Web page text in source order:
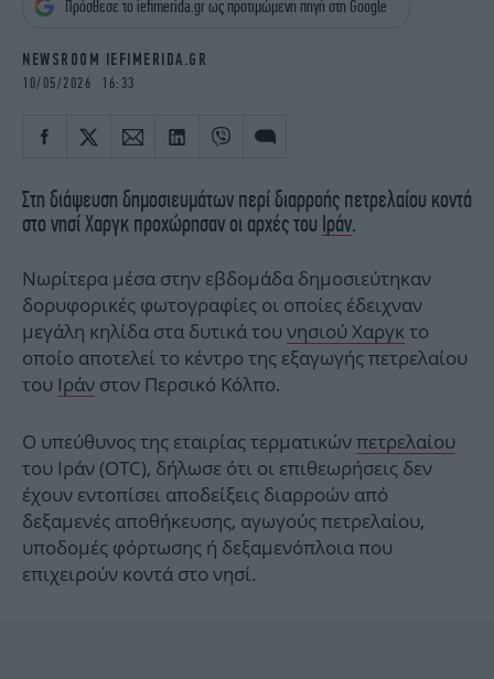
iBOOKS
ΖΩΔΙΑ
MEDIA
NEWSLETTER
Πρόσθεσε το iefimerida.gr ως προτιμώμενη πηγή στη Google
NEWSROOM IEFIMERIDA.GR
10/05/2026 16:33
Στη διάψευση δημοσιευμάτων περί διαρροής πετρελαίου κοντά
στο νησί Χαργκ προχώρησαν οι αρχές του Ιράν.
Νωρίτερα μέσα στην εβδομάδα δημοσιεύτηκαν
δορυφορικές φωτογραφίες οι οποίες έδειχναν
μεγάλη κηλίδα στα δυτικά τουνησιού Χαργκ το
οποίο αποτελεί το κέντρο της εξαγωγής πετρελαίου
του Ιράν στον Περσικό Κόλπο.
Ο υπεύθυνος της εταιρίας τερματικώνπετρελαίου
του Ιράν (OTC), δήλωσε ότι οι επιθεωρήσεις δεν
έχουν εντοπίσει αποδείξεις διαρροών από
δεξαμενές αποθήκευσης, αγωγούς πετρελαίου,
υποδομές φόρτωσης ή δεξαμενόπλοια που
επιχειρούν κοντά στο νησί.